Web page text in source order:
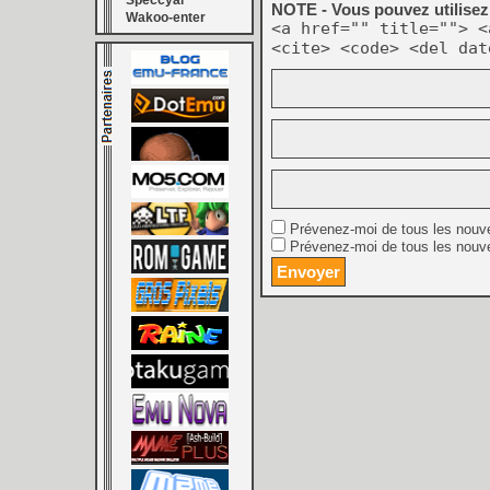
Wakoo-enter
NOTE - Vous pouvez
<a href="" title="">
<cite> <code> <del
Prévenez-moi de tous les
Prévenez-moi de tous les